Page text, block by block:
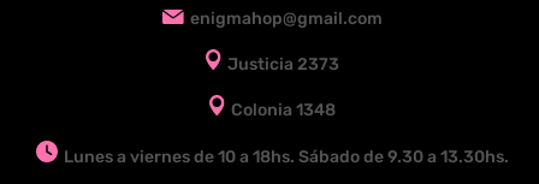
enigmahop@gmail.com
Justicia 2373
Colonia 1348
Lunes a viernes de 10 a 18hs. Sábado de 9.30 a 13.30hs.